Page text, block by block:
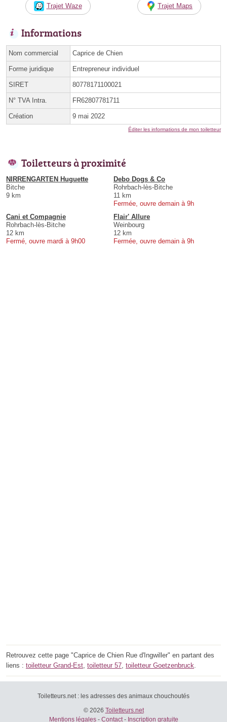
Trajet Waze Trajet Maps
Informations
Nom commercial Caprice de Chien
Forme juridique Entrepreneur individuel
SIRET 80778171100021
N° TVA Intra. FR62807781711
Création 9 mai 2022
Éditer les informations de mon toiletteur
Toiletteurs à proximité
NIRRENGARTEN Huguette
Bitche
9 km
Debo Dogs & Co
Rohrbach-lès-Bitche
11 km
Fermée, ouvre demain à 9h
Cani et Compagnie
Rohrbach-lès-Bitche
12 km
Fermé, ouvre mardi à 9h00
Flair' Allure
Weinbourg
12 km
Fermée, ouvre demain à 9h
Retrouvez cette page "Caprice de Chien Rue d'Ingwiller" en partant des
liens : toiletteur Grand-Est, toiletteur 57, toiletteur Goetzenbruck.
Toiletteurs.net : les adresses des animaux chouchoutés
© 2026 Toiletteurs.net
Mentions légales- Contact- Inscription gratuite